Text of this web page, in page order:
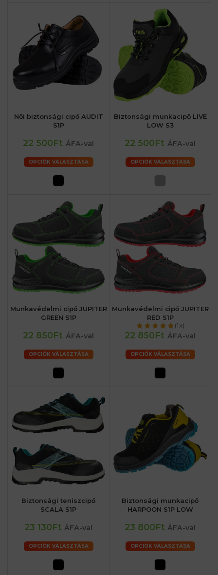
Női biztonsági cipő AUDIT
S1P
22 500Ft ÁFA-val
OPCIÓK VÁLASZTÁSA
Biztonsági munkacipő LIVE
LOW S3
22 500Ft ÁFA-val
OPCIÓK VÁLASZTÁSA
Munkavédelmi cipő JUPITER
GREEN S1P
22 850Ft ÁFA-val
OPCIÓK VÁLASZTÁSA
Munkavédelmi cipő JUPITER
RED S1P
(1x)
22 850Ft ÁFA-val
OPCIÓK VÁLASZTÁSA
Biztonsági teniszcipő
SCALA S1P
23 130Ft ÁFA-val
OPCIÓK VÁLASZTÁSA
Biztonsági munkacipő
HARPOON S1P LOW
23 800Ft ÁFA-val
OPCIÓK VÁLASZTÁSA